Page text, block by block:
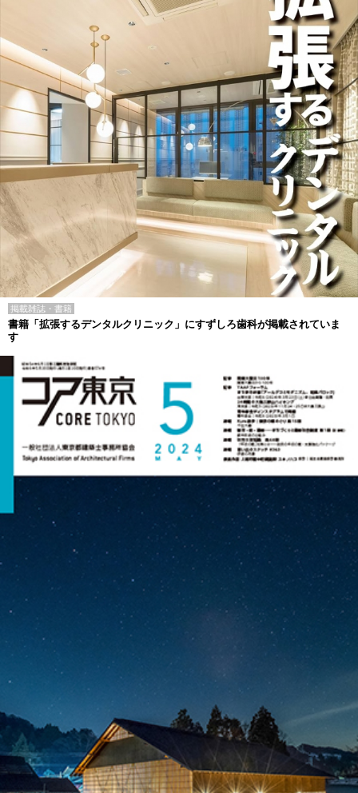
掲載雑誌・書籍
書籍「拡張するデンタルクリニック」にすずしろ歯科が掲載されていま
す